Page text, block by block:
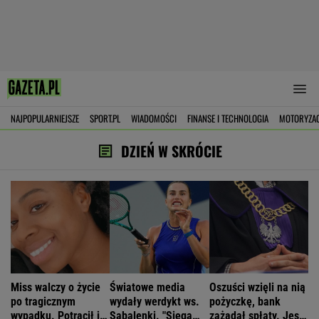
NAJPOPULARNIEJSZE SPORT.PL WIADOMOŚCI FINANSE I TECHNOLOGIA
DZIEŃ W SKRÓCIE
Miss walczy o życie
po tragicznym
wypadku. Potrącił ją
Światowe media
wydały werdykt ws.
Sabalenki. "Sięga
Oszuści wzięli na nią
pożyczkę, bank
zażądał spłaty. Jest